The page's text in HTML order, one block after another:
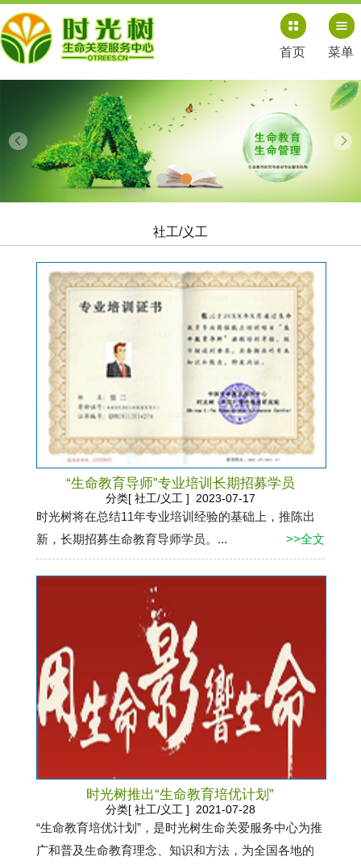
首页 菜单
社工/义工
“生命教育导师”专业培训长期招募学员
分类[ 社工/义工 ] 2023-07-17
时光树将在总结11年专业培训经验的基础上，推陈出
新，长期招募生命教育导师学员。...
>>全文
时光树推出“生命教育培优计划”
分类[ 社工/义工 ] 2021-07-28
“生命教育培优计划”，是时光树生命关爱服务中心为推
广和普及生命教育理念、知识和方法，为全国各地的